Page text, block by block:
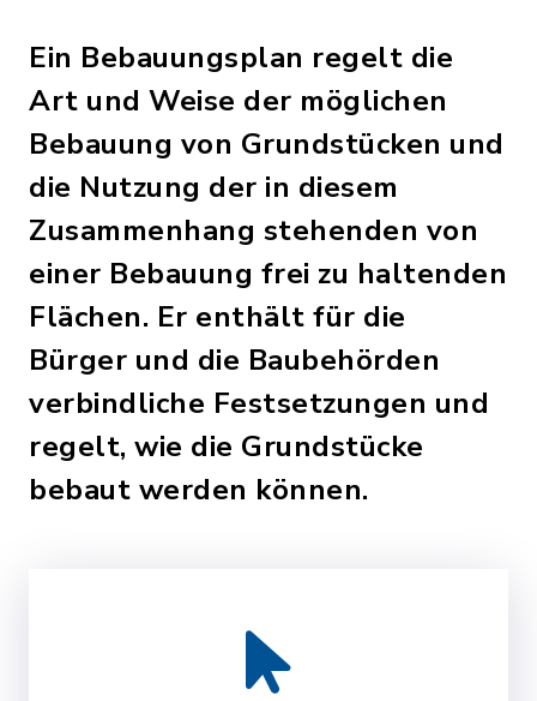
Ein Bebauungsplan regelt die
Art und Weise der möglichen
Bebauung von Grundstücken und
die Nutzung der in diesem
Zusammenhang stehenden von
einer Bebauung frei zu haltenden
Flächen. Er enthält für die
Bürger und die Baubehörden
verbindliche Festsetzungen und
regelt, wie die Grundstücke
bebaut werden können.